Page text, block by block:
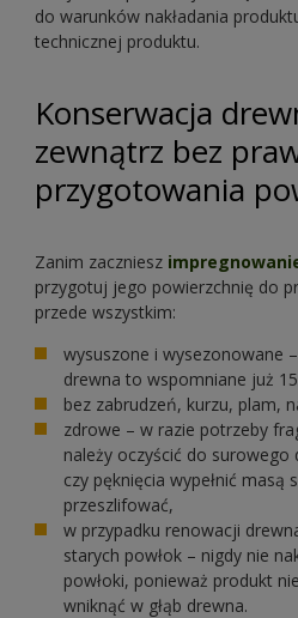
do warunków nakładania
technicznej produktu.
Konserwacja
zewnątrz bez
przygotowania
Zanim zaczniesz
przygotuj jego powierzchnię do
przede wszystkim:
wysuszone i wysezonowane
drewna to wspomniane już
bez zabrudzeń, kurzu, plam,
zdrowe – w razie potrzeby
należy oczyścić do surowego
czy pęknięcia wypełnić masą
przeszlifować,
w przypadku renowacji
starych powłok – nigdy nie
powłoki, ponieważ produkt
wniknąć w głąb drewna.